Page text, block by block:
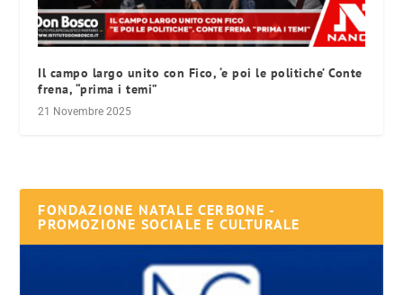
Il campo largo unito con Fico, ‘e poi le politiche’ Conte
frena, “prima i temi”
21 Novembre 2025
FONDAZIONE NATALE CERBONE -
PROMOZIONE SOCIALE E CULTURALE